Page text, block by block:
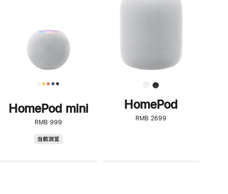
HomePod mini
RMB 999
当前浏览
了
解
HomePod<
HomePod
RMB 2699